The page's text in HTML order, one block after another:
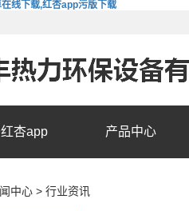
线下载,红杏app污版下载
杏app 产品中心
中心 > 行业资讯